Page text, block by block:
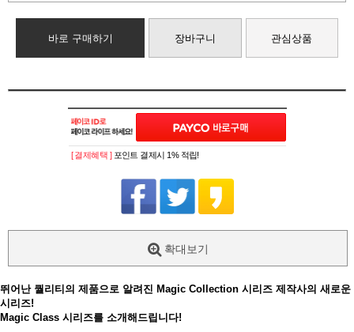
바로 구매하기 장바구니 관심상품
[ 결제혜택 ] 포인트 결제시 1% 적립!
확대보기
뛰어난 퀄리티의 제품으로 알려진 Magic Collection 시리즈 제작사의 새로운
시리즈!
Magic Class 시리즈를 소개해드립니다!